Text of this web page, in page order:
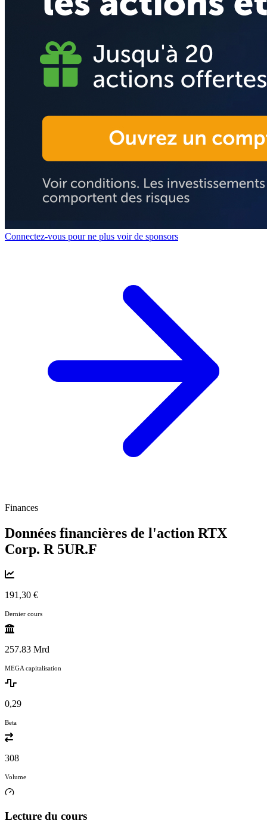
Connectez-vous pour ne plus voir de sponsors
Finances
Données financières de l'action RTX
Corp. R 5UR.F
191,30 €
Dernier cours
257.83 Mrd
MEGA capitalisation
0,29
Beta
308
Volume
Lecture du cours